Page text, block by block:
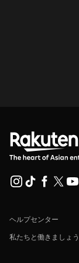
ヘルプセンター
私たちと働きましょう